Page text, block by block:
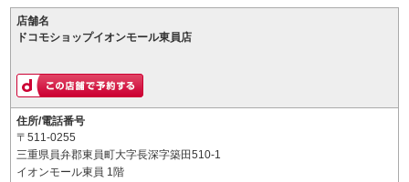
店舗名
ドコモショップイオンモール東員店
住所/電話番号
〒511-0255
三重県員弁郡東員町大字長深字築田510-1
イオンモール東員 1階